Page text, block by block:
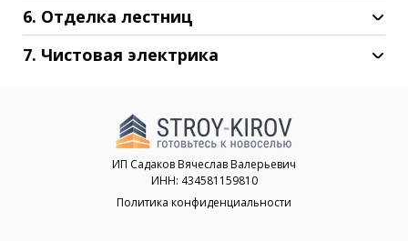
6. Отделка лестниц
7. Чистовая электрика
ИП Садаков Вячеслав Валерьевич
ИНН: 434581159810
Политика конфиденциальности